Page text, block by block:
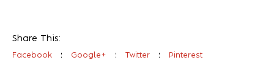
Share This:
Facebook Google+ Twitter Pinterest